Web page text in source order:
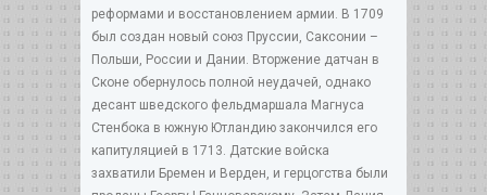
реформами и восстановлением армии. В 1709
был создан новый союз Пруссии, Саксонии –
Польши, России и Дании. Вторжение датчан в
Сконе обернулось полной неудачей, однако
десант шведского фельдмаршала Магнуса
Стенбока в южную Ютландию закончился его
капитуляцией в 1713. Датские войска
захватили Бремен и Верден, и герцогства были